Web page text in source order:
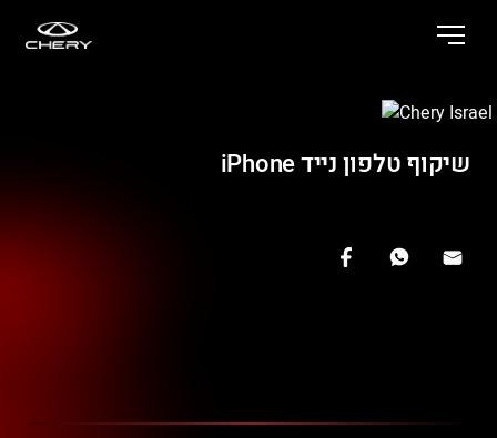
שיקוף טלפון נייד iPhone